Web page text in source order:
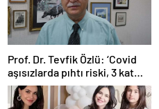
Prof. Dr. Tevfik Özlü: ‘Covid
aşısızlarda pıhtı riski, 3 kat
daha fazla’